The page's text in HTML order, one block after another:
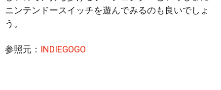
ニンテンドースイッチを遊んでみるのも良いでしょ
う。
参照元： INDIEGOGO